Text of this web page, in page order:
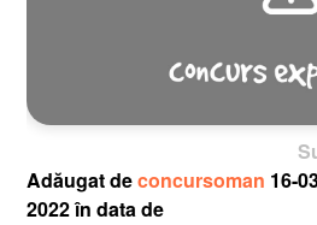
Adăugat deconcursoman16-03-
2022 în data de